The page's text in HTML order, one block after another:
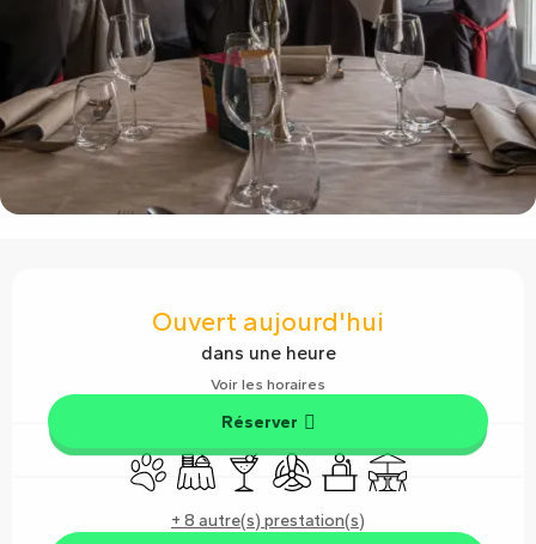
Ouvert aujourd'hui
dans une heure
Voir les horaires
Réserver
Animaux acceptés
BanquetBar / Buvette
Air conditionné
Séminaires
Terrasse
+ 8 autre(s) prestation(s)